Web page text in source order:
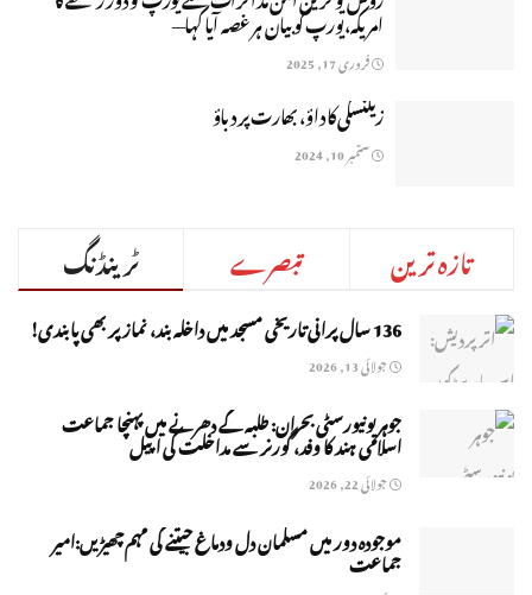
امریکہ،یورپ کو بیان ہر غصہ آیا کہا—
فروری 17, 2025
زیلنسکی کا داؤ، بھارت پر دباؤ
ستمبر 10, 2024
ٹرینڈنگ تبصرے تازہ ترین
136 سال پرانی تاریخی مسجد میں داخلہ بند، نماز پر بھی پابندی!
جولائی 13, 2026
جوہر یونیورسٹی بحران: طلبہ کے دھرنے میں پہنچا جماعت
اسلامی ہند کا وفد، گورنر سے مداخلت کی اپیل
جولائی 22, 2026
موجودہ دور میں مسلمان دل ودماغ جیتنے کی مہم چھیڑیں:امیر
جماعت